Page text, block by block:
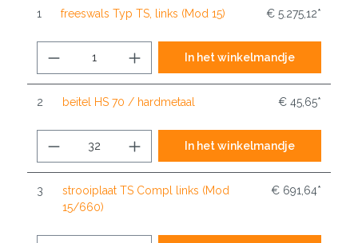
1 freeswals Typ TS, links (Mod 15) € 5.275,12*
In het winkelmandje
2 beitel HS 70 / hardmetaal € 45,65*
In het winkelmandje
3
strooiplaat TS Compl links (Mod
15/660)
€ 691,64*